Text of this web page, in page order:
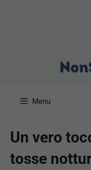
Menu
Un vero
tosse